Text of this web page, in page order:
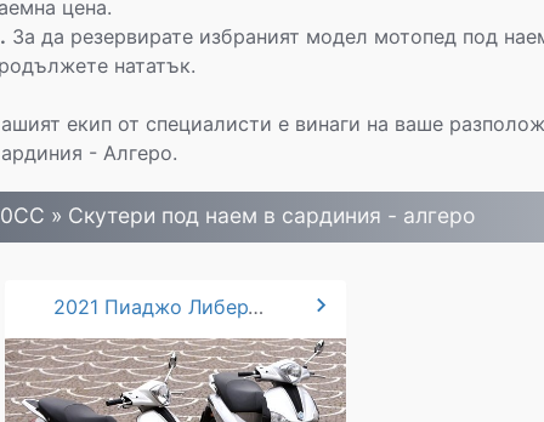
цена.
За да резервирате избраният модел мотопед под
нататък.
екип от специалисти е винаги на ваше
- Алгеро.
» Скутери под наем в сардиния - алгеро
2021 Пиаджо Либерти 50cc/125cc chevron_right